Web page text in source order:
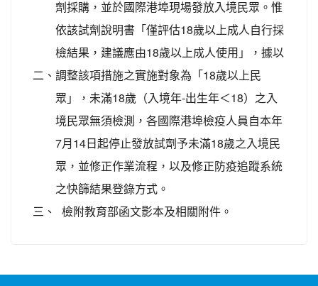
二、
劑採購，並於國際港埠現場發放入境民眾。惟
依該試劑說明書「僅評估18歲以上成人自行採
檢結果，建議應由18歲以上成人使用」，據以
調整該項措施之實施對象為「18歲以上民
眾」，未滿18歲（入境年-出生年＜18）之入
境民眾無須檢測，各國際港埠檢疫人員自本年
7月14日起停止發放試劑予未滿18歲之入境民
眾，並修正作業流程，以及修正防疫追蹤系統
之快篩結果登錄方式。
三、
檢附教育部函文影本及相關附件。